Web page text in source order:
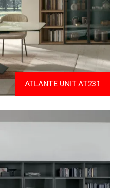
ATLANTE UNIT AT231